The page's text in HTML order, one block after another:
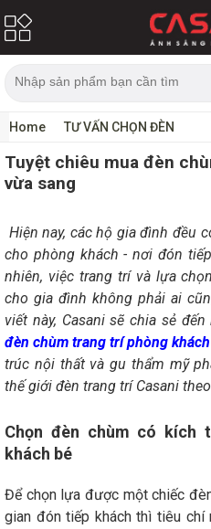
Home TƯ VẤN CHỌN ĐÈN
Tuyệt chiêu mua đèn
vừa sang
Hiện nay, các hộ gia đình đều
cho phòng khách - nơi đón
nhiên, việc trang trí và lựa
cho gia đình không phải ai
viết này, Casani sẽ chia sẻ
đèn chùm trang trí phòng khách
trúc nội thất và gu thẩm mỹ
thế giới đèn trang trí Casani
Chọn đèn chùm có kích
khách bé
Để chọn lựa được một chiếc
gian đón tiếp khách thì tiêu